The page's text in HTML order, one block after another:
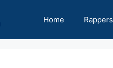
Home Rappers